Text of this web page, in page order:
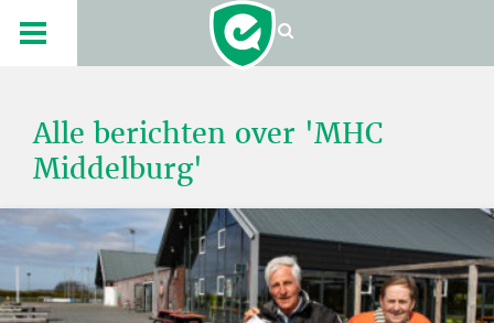
Alle berichten over 'MHC
Middelburg'